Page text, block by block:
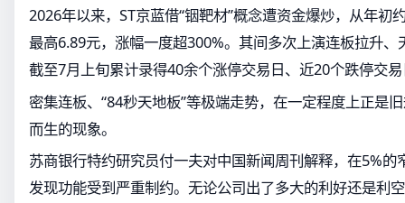
2026年以来，ST京蓝借“铟靶材”概念遭资金爆炒，从年初
最高6.89元，涨幅一度超300%。其间多次上演连板拉升
截至7月上旬累计录得40余个涨停交易日、近20个跌停交
密集连板、“84秒天地板”等极端走势，在一定程度上正是
而生的现象。
苏商银行特约研究员付一夫对中国新闻周刊解释，在5%的
发现功能受到严重制约。无论公司出了多大的利好还是利